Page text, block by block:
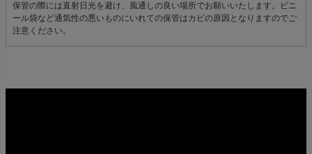
保管の際には直射日光を避け、風通しの良い場所でお願いいたします。ビニ
ール袋など通気性の悪いものにいれての保管はカビの原因となりますのでご
注意ください。